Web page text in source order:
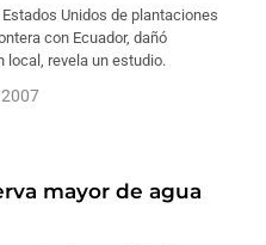
Unidos de plantaciones
con Ecuador, dañó
local, revela un estudio.
mayor de agua